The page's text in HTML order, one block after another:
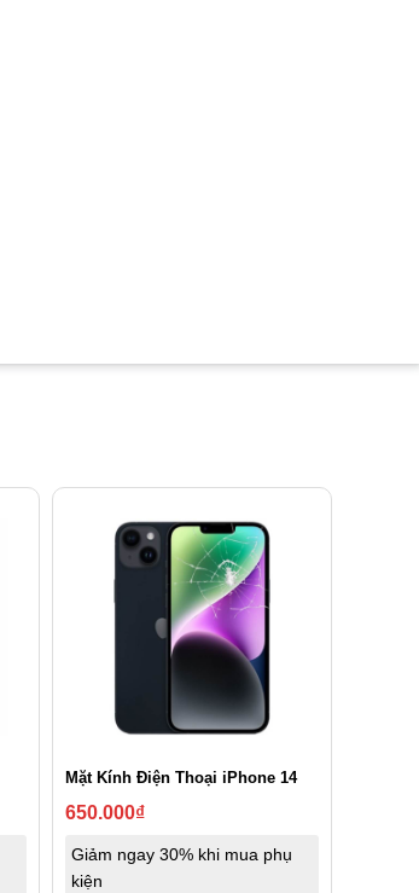
Mặt Kính Điện Thoại iPhone 14
650.000₫
Giảm ngay 30% khi mua phụ
kiện